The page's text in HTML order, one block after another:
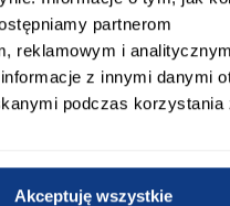
partnerom
reklamowym i
z innymi danymi
podczas korzystania
Akceptuję wszystkie